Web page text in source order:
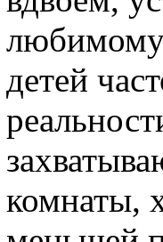
любимому
детей
комнаты,